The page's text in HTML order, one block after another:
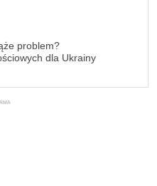
problem?
dla Ukrainy